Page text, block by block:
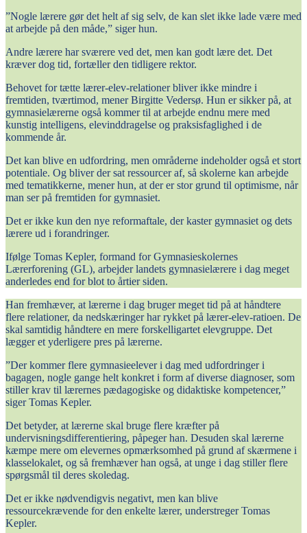
”Nogle lærere gør det helt af sig selv, de kan slet ikke lade være med
at arbejde på den måde,” siger hun.
Andre lærere har sværere ved det, men kan godt lære det. Det
kræver dog tid, fortæller den tidligere rektor.
Behovet for tætte lærer-elev-relationer bliver ikke mindre i
fremtiden, tværtimod, mener Birgitte Vedersø. Hun er sikker på, at
gymnasielærerne også kommer til at arbejde endnu mere med
kunstig intelligens, elevinddragelse og praksisfaglighed i de
kommende år.
Det kan blive en udfordring, men områderne indeholder også et stort
potentiale. Og bliver der sat ressourcer af, så skolerne kan arbejde
med tematikkerne, mener hun, at der er stor grund til optimisme, når
man ser på fremtiden for gymnasiet.
Det er ikke kun den nye reformaftale, der kaster gymnasiet og dets
lærere ud i forandringer.
Ifølge Tomas Kepler, formand for Gymnasieskolernes
Lærerforening (GL), arbejder landets gymnasielærere i dag meget
anderledes end for blot to årtier siden.
Han fremhæver, at lærerne i dag bruger meget tid på at håndtere
flere relationer, da nedskæringer har rykket på lærer-elev-ratioen. De
skal samtidig håndtere en mere forskelligartet elevgruppe. Det
lægger et yderligere pres på lærerne.
”Der kommer flere gymnasieelever i dag med udfordringer i
bagagen, nogle gange helt konkret i form af diverse diagnoser, som
stiller krav til lærernes pædagogiske og didaktiske kompetencer,”
siger Tomas Kepler.
Det betyder, at lærerne skal bruge flere kræfter på
undervisningsdifferentiering, påpeger han. Desuden skal lærerne
kæmpe mere om elevernes opmærksomhed på grund af skærmene i
klasselokalet, og så fremhæver han også, at unge i dag stiller flere
spørgsmål til deres skoledag.
Det er ikke nødvendigvis negativt, men kan blive
ressourcekrævende for den enkelte lærer, understreger Tomas
Kepler.